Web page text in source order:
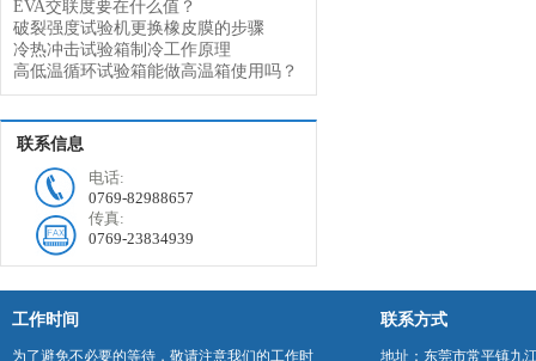
EVA交联度要在什么值？
破裂强度试验机更换橡皮膜的步骤
冷热冲击试验箱制冷工作原理
高低温循环试验箱能做高温箱使用吗？
联系信息
电话:
0769-82988657
传真:
0769-23834939
工作时间
为了避免不必要的等待，敬请注意我们的工作时
联系方式
地址：东莞市常平镇九